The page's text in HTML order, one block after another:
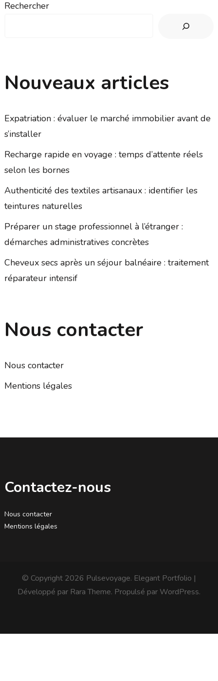
Rechercher
Nouveaux articles
Expatriation : évaluer le marché immobilier avant de
s’installer
Recharge rapide en voyage : temps d’attente réels
selon les bornes
Authenticité des textiles artisanaux : identifier les
teintures naturelles
Préparer un stage professionnel à l’étranger :
démarches administratives concrètes
Cheveux secs après un séjour balnéaire : traitement
réparateur intensif
Nous contacter
Nous contacter
Mentions légales
Contactez-nous
Nous contacter
Mentions légales
© Copyright 2026 Pulsevoyage. Elegant Portfolio |
Développé par Rara Theme. Propulsé par WordPress.